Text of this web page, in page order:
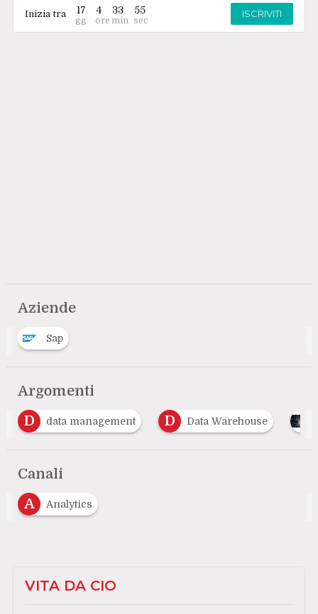
Inizia tra 17 4 33 55 ISCRIVITI
Aziende
Sap
Argomenti
D
data management D Data Warehouse
Canali
A
Analytics
VITA DA CIO